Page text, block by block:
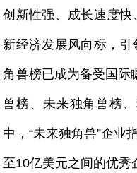
创新性强、成长速度快
新经济发展风向标，
角兽榜已成为备受国际
兽榜、未来独角兽榜
中，“未来独角兽”企业
至10亿美元之间的优秀